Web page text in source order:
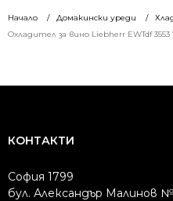
Начало Домакински уреди
Охладител за вино Liebherr EWTdf 3553
/
1895.20 лв..
/
1648.76 лв..
КОНТАКТИ
София 1799
бул. Александър Малинов